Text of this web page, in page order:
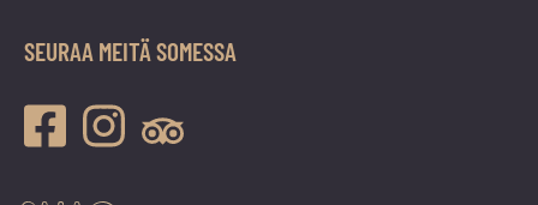
SEURAA MEITÄ SOMESSA